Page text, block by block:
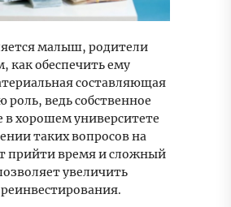
малыш, родители
как обеспечить ему
составляющая
роль, ведь собственное
в хорошем университете
таких вопросов на
прийти время и сложный
увеличить